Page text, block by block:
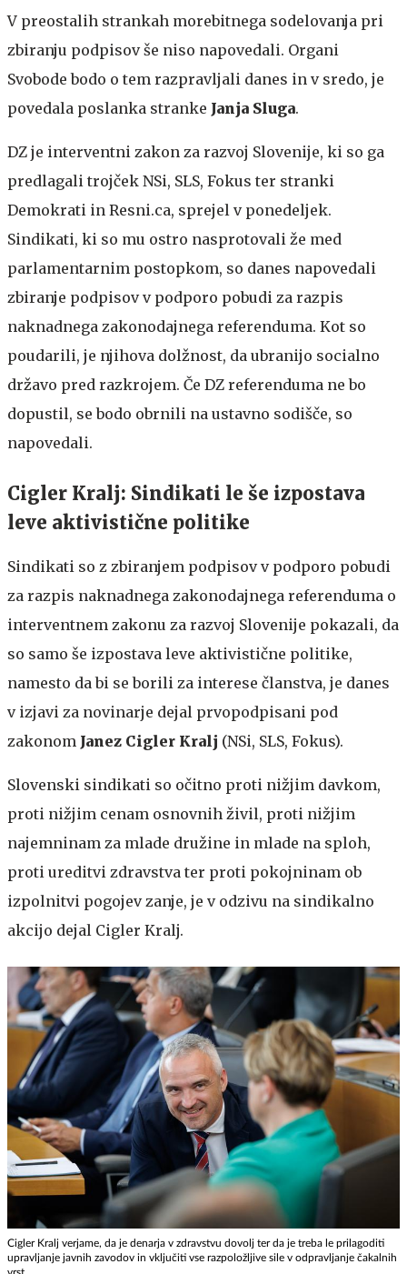
V preostalih strankah morebitnega sodelovanja pri
zbiranju podpisov še niso napovedali. Organi
Svobode bodo o tem razpravljali danes in v sredo, je
povedala poslanka stranke Janja Sluga.
DZ je interventni zakon za razvoj Slovenije, ki so ga
predlagali trojček NSi, SLS, Fokus ter stranki
Demokrati in Resni.ca, sprejel v ponedeljek.
Sindikati, ki so mu ostro nasprotovali že med
parlamentarnim postopkom, so danes napovedali
zbiranje podpisov v podporo pobudi za razpis
naknadnega zakonodajnega referenduma. Kot so
poudarili, je njihova dolžnost, da ubranijo socialno
državo pred razkrojem. Če DZ referenduma ne bo
dopustil, se bodo obrnili na ustavno sodišče, so
napovedali.
Cigler Kralj: Sindikati le še izpostava
leve aktivistične politike
Sindikati so z zbiranjem podpisov v podporo pobudi
za razpis naknadnega zakonodajnega referenduma o
interventnem zakonu za razvoj Slovenije pokazali, da
so samo še izpostava leve aktivistične politike,
namesto da bi se borili za interese članstva, je danes
v izjavi za novinarje dejal prvopodpisani pod
zakonom Janez Cigler Kralj (NSi, SLS, Fokus).
Slovenski sindikati so očitno proti nižjim davkom,
proti nižjim cenam osnovnih živil, proti nižjim
najemninam za mlade družine in mlade na sploh,
proti ureditvi zdravstva ter proti pokojninam ob
izpolnitvi pogojev zanje, je v odzivu na sindikalno
akcijo dejal Cigler Kralj.
Cigler Kralj verjame, da je denarja v zdravstvu dovolj ter da je treba le prilagoditi
upravljanje javnih zavodov in vključiti vse razpoložljive sile v odpravljanje čakalnih
vrst.